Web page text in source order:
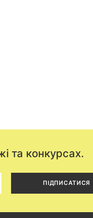
та конкурсах.
ПІДПИСАТИСЯ